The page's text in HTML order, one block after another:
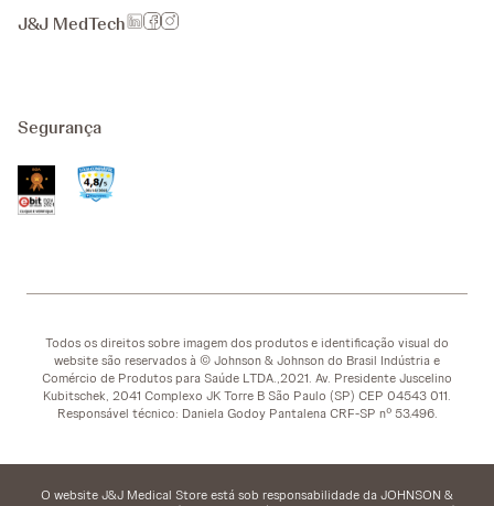
J&J MedTech
Segurança
Todos os direitos sobre imagem dos produtos e identificação visual do
website são reservados à © Johnson & Johnson do Brasil Indústria e
Comércio de Produtos para Saúde LTDA.,2021. Av. Presidente Juscelino
Kubitschek, 2041 Complexo JK Torre B São Paulo (SP) CEP 04543 011.
Responsável técnico: Daniela Godoy Pantalena CRF-SP nº 53.496.
O website J&J Medical Store está sob responsabilidade da JOHNSON &